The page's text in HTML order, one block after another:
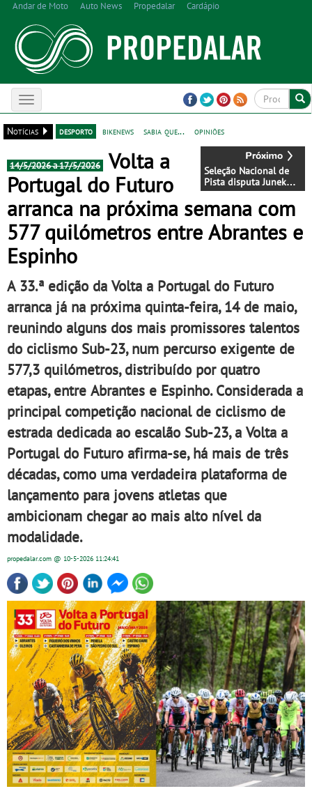
Andar de Moto Auto News Propedalar Cardápio
Toggle
navigation
Notícias
desporto bikenews sabia que... opiniões
Seleção Nacional de
Pista disputa Junek
Velodromes na
República Checa
14/5/2026 a 17/5/2026
Volta a
Portugal do Futuro
arranca na próxima semana com
577 quilómetros entre Abrantes e
Espinho
A 33.ª edição da Volta a Portugal do Futuro
arranca já na próxima quinta-feira, 14 de maio,
reunindo alguns dos mais promissores talentos
do ciclismo Sub-23, num percurso exigente de
577,3 quilómetros, distribuído por quatro
etapas, entre Abrantes e Espinho. Considerada a
principal competição nacional de ciclismo de
estrada dedicada ao escalão Sub-23, a Volta a
Portugal do Futuro afirma-se, há mais de três
décadas, como uma verdadeira plataforma de
lançamento para jovens atletas que
ambicionam chegar ao mais alto nível da
modalidade.
propedalar.com @ 10-5-2026 11:24:41